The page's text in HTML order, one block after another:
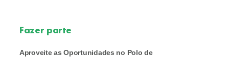
Fazer parte
Aproveite as Oportunidades no Polo de